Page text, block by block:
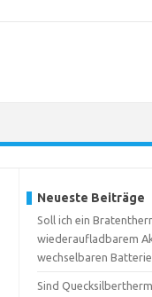
Neueste Beiträge
Soll ich ein
wiederaufladbarem
wechselbaren
Sind